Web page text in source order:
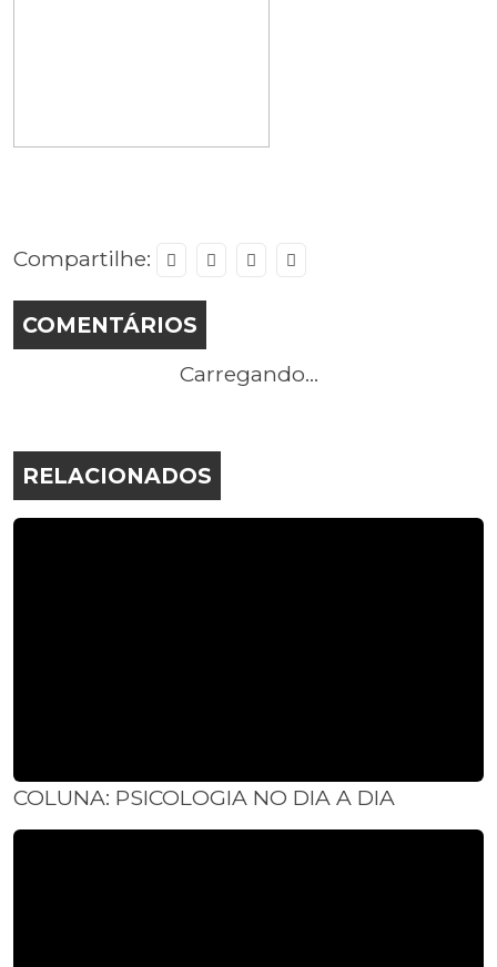
Compartilhe:
COMENTÁRIOS
Carregando...
RELACIONADOS
COLUNA: PSICOLOGIA NO DIA A DIA